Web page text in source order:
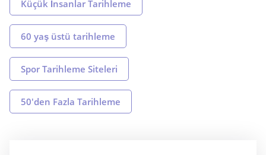
Küçük İnsanlar Tarihleme
60 yaş üstü tarihleme
Spor Tarihleme Siteleri
50'den Fazla Tarihleme